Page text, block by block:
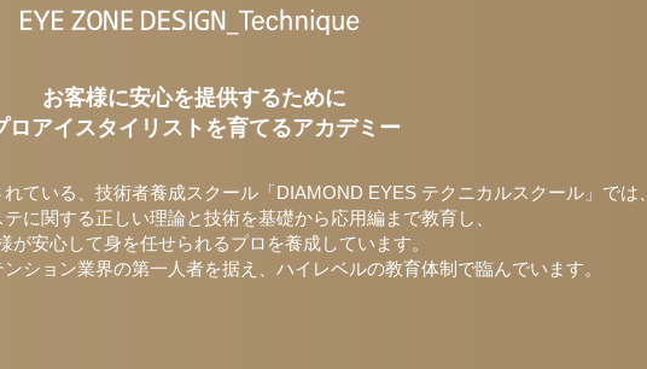
お客様に安心を提供するために
ロアイスタイリストを育てるアカデミー
ている、技術者養成スクール「DIAMOND EYES テクニカルスクール」では、
テに関する正しい理論と技術を基礎から応用編まで教育し、
が安心して身を任せられるプロを養成しています。
ション業界の第一人者を据え、ハイレベルの教育体制で臨んでいます。